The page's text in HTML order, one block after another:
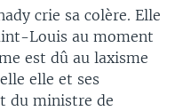
crie sa colère. Elle
Louis au moment
est dû au laxisme
elle et ses
du ministre de